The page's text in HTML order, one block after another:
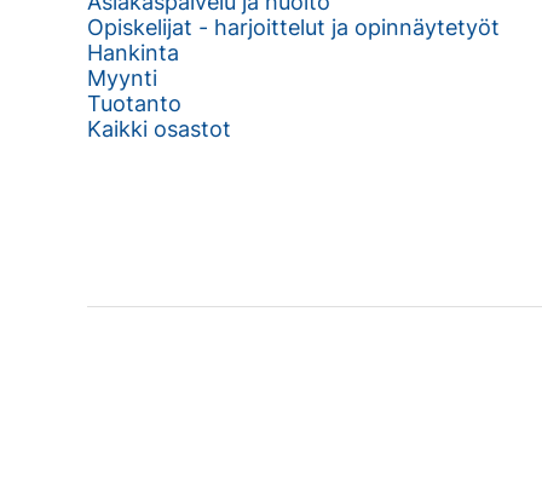
Opiskelijat - harjoittelut ja opinnäytetyöt
Hankinta
Myynti
Tuotanto
Kaikki osastot